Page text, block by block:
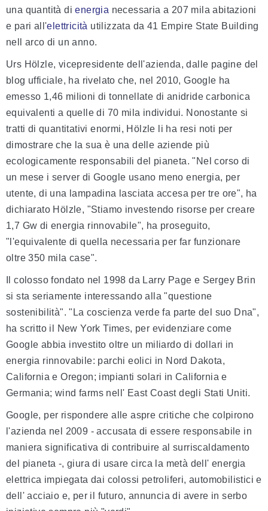
una quantità dienergia necessaria a 207 mila abitazioni
e pari all'elettricità utilizzata da 41 Empire State Building
nell arco di un anno.
Urs Hölzle, vicepresidente dell'azienda, dalle pagine del
blog ufficiale, ha rivelato che, nel 2010, Google ha
emesso 1,46 milioni di tonnellate di anidride carbonica
equivalenti a quelle di 70 mila individui. Nonostante si
tratti di quantitativi enormi, Hölzle li ha resi noti per
dimostrare che la sua è una delle aziende più
ecologicamente responsabili del pianeta. "Nel corso di
un mese i server di Google usano meno energia, per
utente, di una lampadina lasciata accesa per tre ore", ha
dichiarato Hölzle, "Stiamo investendo risorse per creare
1,7 Gw di energia rinnovabile", ha proseguito,
"l'equivalente di quella necessaria per far funzionare
oltre 350 mila case".
Il colosso fondato nel 1998 da Larry Page e Sergey Brin
si sta seriamente interessando alla "questione
sostenibilità". "La coscienza verde fa parte del suo Dna",
ha scritto il New York Times, per evidenziare come
Google abbia investito oltre un miliardo di dollari in
energia rinnovabile: parchi eolici in Nord Dakota,
California e Oregon; impianti solari in California e
Germania; wind farms nell' East Coast degli Stati Uniti.
Google, per rispondere alle aspre critiche che colpirono
l'azienda nel 2009 - accusata di essere responsabile in
maniera significativa di contribuire al surriscaldamento
del pianeta -, giura di usare circa la metà dell' energia
elettrica impiegata dai colossi petroliferi, automobilistici e
dell' acciaio e, per il futuro, annuncia di avere in serbo